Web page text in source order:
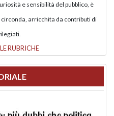
e sensibilità del pubblico, è
arricchita da contributi di
RUBRICHE